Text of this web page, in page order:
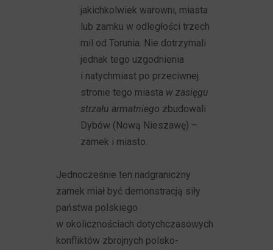
jakichkolwiek warowni, miasta
lub zamku w odległości trzech
mil od Torunia. Nie dotrzymali
jednak tego uzgodnienia
i natychmiast po przeciwnej
stronie tego miasta w zasięgu
strzału armatniego zbudowali
Dybów (Nową Nieszawę) –
zamek i miasto.
Jednocześnie ten nadgraniczny
zamek miał być demonstracją siły
państwa polskiego
w okolicznościach dotychczasowych
konfliktów zbrojnych polsko-